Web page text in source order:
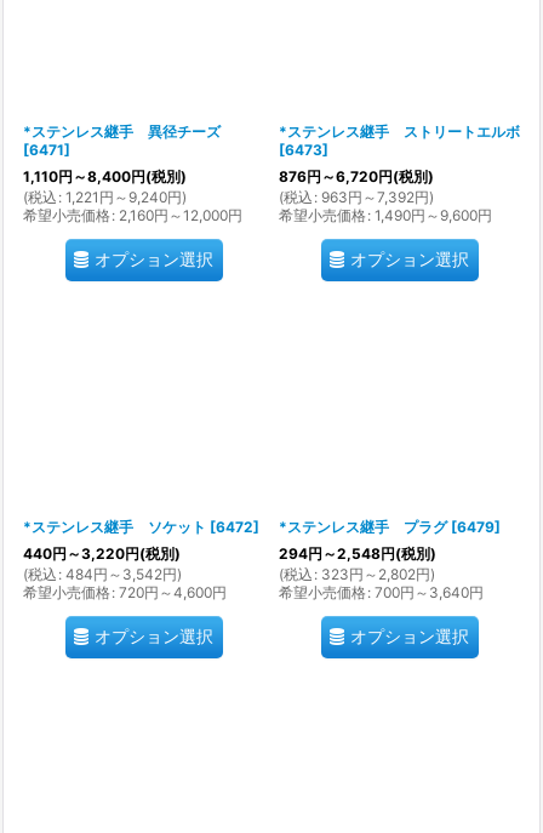
*ステンレス継手 異径チーズ
[6471]
1,110円 ～8,400円(税別)
(税込 : 1,221 円 ～9,240円)
希望小売価格: 2,160円 ～12,000円
オプション選択
*ステンレス継手 ストリートエルボ
[6473]
876円 ～6,720円(税別)
(税込 : 963円 ～7,392円)
希望小売価格: 1,490円 ～9,600円
オプション選択
*ステンレス継手 ソケット [6472]
440円 ～3,220円(税別)
(税込 : 484円 ～3,542円)
希望小売価格: 720円 ～4,600円
オプション選択
*ステンレス継手 プラグ [6479]
294円 ～2,548円(税別)
(税込 : 323円 ～2,802円)
希望小売価格: 700円 ～3,640円
オプション選択